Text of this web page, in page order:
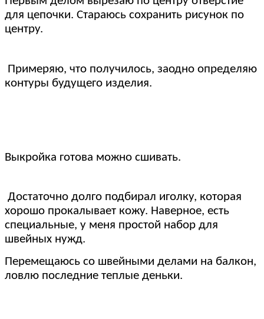
для цепочки. Стараюсь сохранить рисунок по
центру.
Примеряю, что получилось, заодно определяю
контуры будущего изделия.
Выкройка готова можно сшивать.
Достаточно долго подбирал иголку, которая
хорошо прокалывает кожу. Наверное, есть
специальные, у меня простой набор для
швейных нужд.
Перемещаюсь со швейными делами на балкон,
ловлю последние теплые деньки.